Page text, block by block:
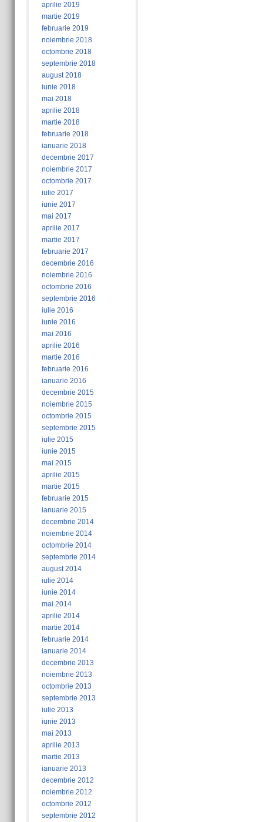
aprilie 2019
martie 2019
februarie 2019
noiembrie 2018
octombrie 2018
septembrie 2018
august 2018
iunie 2018
mai 2018
aprilie 2018
martie 2018
februarie 2018
ianuarie 2018
decembrie 2017
noiembrie 2017
octombrie 2017
iulie 2017
iunie 2017
mai 2017
aprilie 2017
martie 2017
februarie 2017
decembrie 2016
noiembrie 2016
octombrie 2016
septembrie 2016
iulie 2016
iunie 2016
mai 2016
aprilie 2016
martie 2016
februarie 2016
ianuarie 2016
decembrie 2015
noiembrie 2015
octombrie 2015
septembrie 2015
iulie 2015
iunie 2015
mai 2015
aprilie 2015
martie 2015
februarie 2015
ianuarie 2015
decembrie 2014
noiembrie 2014
octombrie 2014
septembrie 2014
august 2014
iulie 2014
iunie 2014
mai 2014
aprilie 2014
martie 2014
februarie 2014
ianuarie 2014
decembrie 2013
noiembrie 2013
octombrie 2013
septembrie 2013
iulie 2013
iunie 2013
mai 2013
aprilie 2013
martie 2013
ianuarie 2013
decembrie 2012
noiembrie 2012
octombrie 2012
septembrie 2012